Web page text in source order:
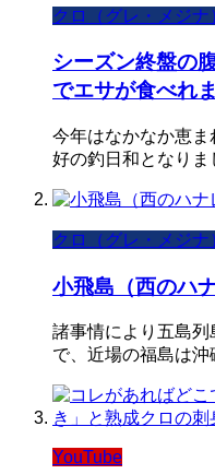
クロ（グレ・メジナ
シーズン終盤の
でエサが食べれ
今年はなかなか恵
好の釣日和となり
クロ（グレ・メジナ
小飛島（西のハ
諸事情により五島
で、近場の福島は
YouTube